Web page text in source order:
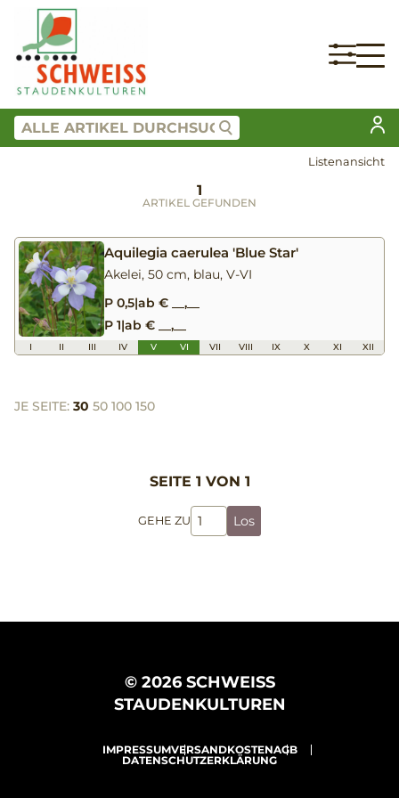
Listenansicht
1
ARTIKEL GEFUNDEN
Aquilegia caerulea 'Blue Star'
Akelei, 50 cm, blau, V-VI
P 0,5|ab € __,__
P 1|ab € __,__
I II III IV V VI VII VIII IX X XI XII
JE SEITE: 30 50 100 150
SEITE 1 VON 1
GEHE ZU Los
© 2026 SCHWEISS
STAUDENKULTUREN
IMPRESSUMVERSANDKOSTENAGB
DATENSCHUTZERKLÄRUNG